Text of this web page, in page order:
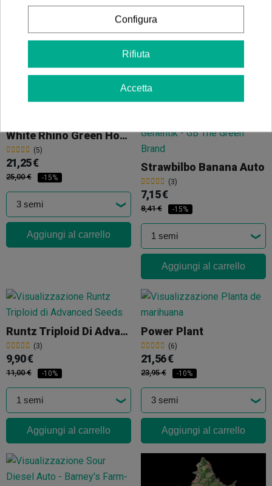
Aggiungi al carrello
White Rhino Green House Seeds
(5)
21,25 €
25,00 € -15%
Aggiungi al carrello
Strawbilbo Banana Auto
(3)
7,15 €
8,41 € -15%
Aggiungi al carrello
Runtz Triploid Di Advanced Seeds
(3)
9,90 €
11,00 € -10%
Aggiungi al carrello
Power Plant
(6)
21,56 €
23,95 € -10%
Aggiungi al carrello
Configura
Rifiuta
Accetta